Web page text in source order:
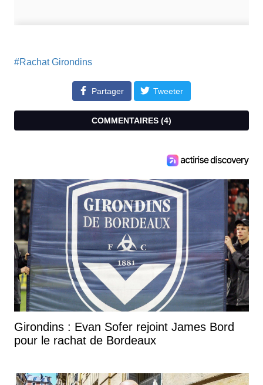
#Rachat Girondins
Partager Tweeter
COMMENTAIRES (4)
Girondins : Evan Sofer rejoint James Bord
pour le rachat de Bordeaux